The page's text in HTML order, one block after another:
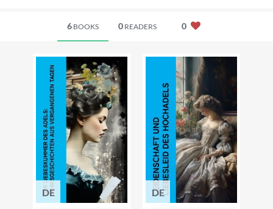
6BOOKS 0READERS 0
DE DE